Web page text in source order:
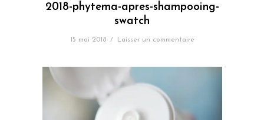
2018-phytema-apres-shampooing-
swatch
15 mai 2018 / Laisser un commentaire